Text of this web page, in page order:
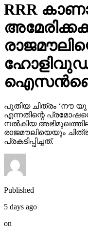
RRR
ഹോളിവുഡ്
പുതിയ ചിത്രം ‘നൗ
എന്നതിന്റെ
നല്‍കിയ
രാജമൗലിയെയും
പ്രകടിപ്പിച്ചത്.
Published
5 days ago
on